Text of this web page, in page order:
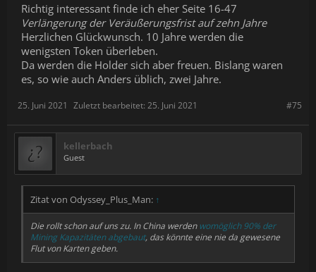
Richtig interessant finde ich eher Seite 16-47
Verlängerung der Veräußerungsfrist auf zehn Jahre
Herzlichen Glückwunsch. 10 Jahre werden die
wenigsten Token überleben.
Da werden die Holder sich aber freuen. Bislang waren
es, so wie auch Anders üblich, zwei Jahre.
#75
25. Juni 2021 Zuletzt bearbeitet: 25. Juni 2021
kellerbach
Guest
Zitat von Odyssey_Plus_Man: ↑
Die rollt schon auf uns zu. In China werden womöglich 90% der
Mining Kapazitäten abgebaut, das könnte eine nie da gewesene
Flut von Karten geben.